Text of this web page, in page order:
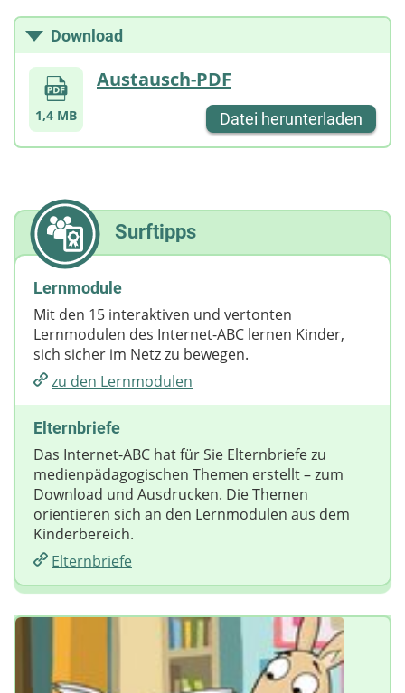
Download
1,4 MB
Austausch-PDF
Datei herunterladen
Surftipps
Lernmodule
Mit den 15 interaktiven und vertonten
Lernmodulen des Internet-ABC lernen Kinder,
sich sicher im Netz zu bewegen.
zu den Lernmodulen
Elternbriefe
Das Internet-ABC hat für Sie Elternbriefe zu
medienpädagogischen Themen erstellt – zum
Download und Ausdrucken. Die Themen
orientieren sich an den Lernmodulen aus dem
Kinderbereich.
Elternbriefe